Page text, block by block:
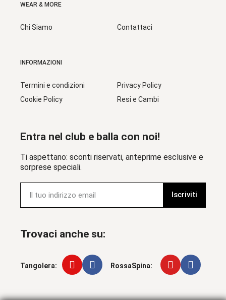
WEAR & MORE
Chi Siamo Contattaci
INFORMAZIONI
Termini e condizioni
Cookie Policy
Privacy Policy
Resi e Cambi
Entra nel club e balla con noi!
Ti aspettano: sconti riservati, anteprime esclusive e
sorprese speciali.
Iscriviti
Trovaci anche su:
Tangolera: RossaSpina: